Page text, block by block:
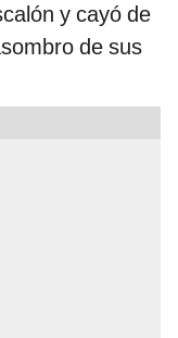
y cayó de
de sus